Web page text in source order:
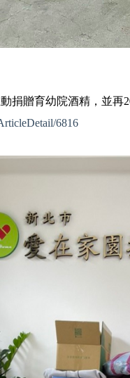
捐贈育幼院酒精，並再
6816